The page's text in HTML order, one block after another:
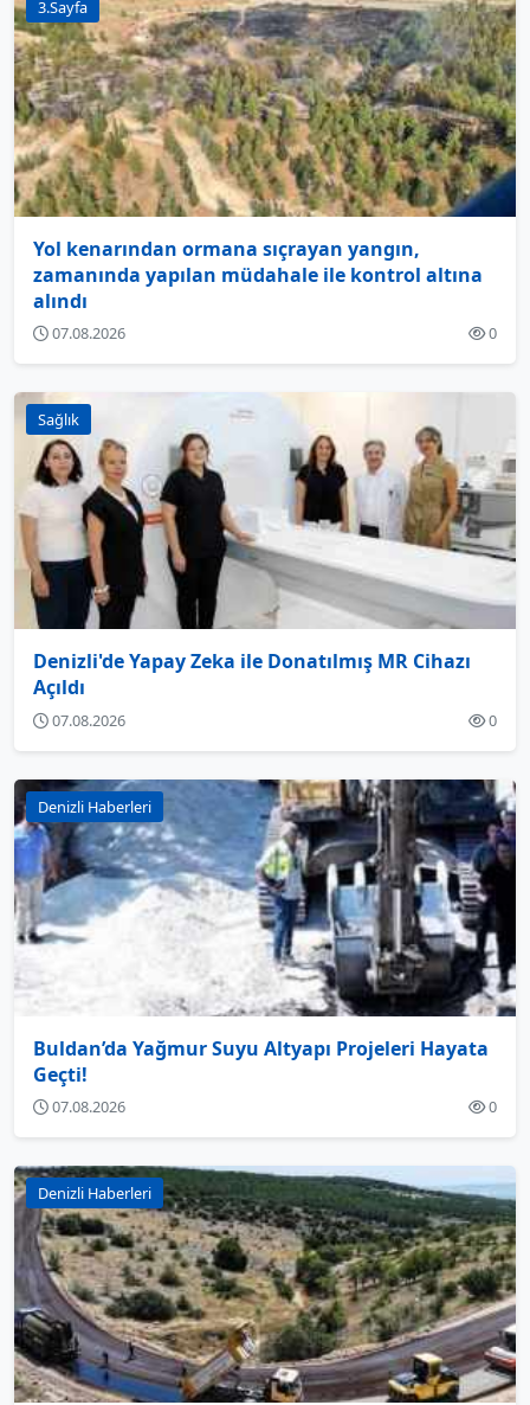
3.Sayfa
Yol kenarından ormana sıçrayan yangın,
zamanında yapılan müdahale ile kontrol altına
alındı
07.08.2026 0
Sağlık
Denizli'de Yapay Zeka ile Donatılmış MR Cihazı
Açıldı
07.08.2026 0
Denizli Haberleri
Buldan’da Yağmur Suyu Altyapı Projeleri Hayata
Geçti!
07.08.2026 0
Denizli Haberleri